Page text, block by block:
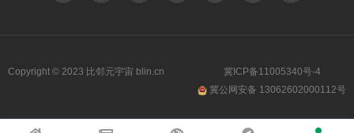
Copyright © 2023 比邻元宇宙 blin.cn
冀ICP备11005340号-4
冀公网安备 13062602000112号